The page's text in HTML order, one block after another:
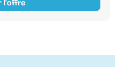
l'offre